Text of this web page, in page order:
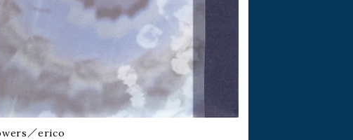
／erico